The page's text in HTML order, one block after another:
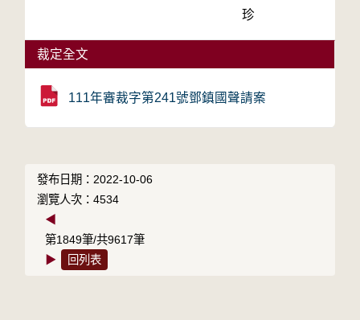
珍
裁定全文
111年審裁字第241號鄧鎮國聲請案
發布日期：2022-10-06
瀏覽人次：4534
◀
第1849筆/共9617筆
▶
回列表